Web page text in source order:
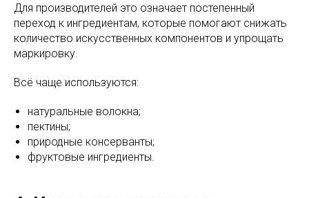
Для производителей это означает постепенный
переход к ингредиентам, которые помогают снижать
количество искусственных компонентов и упрощать
маркировку.
Всё чаще используются:
натуральные волокна;
пектины;
природные консерванты;
фруктовые ингредиенты.